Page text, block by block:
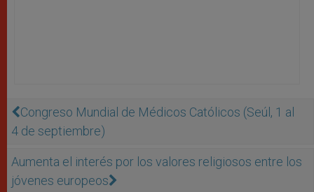
Congreso Mundial de Médicos Católicos (Seúl, 1 al
4 de septiembre)
Aumenta el interés por los valores religiosos entre los
jóvenes europeos